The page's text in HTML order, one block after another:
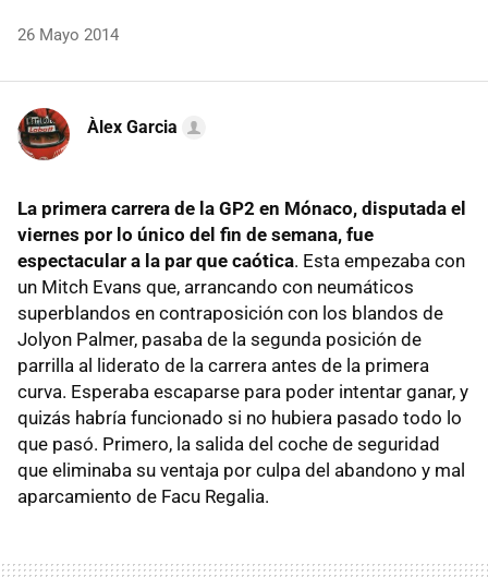
26 Mayo 2014
Àlex Garcia
La primera carrera de la GP2 en Mónaco, disputada el
viernes por lo único del fin de semana, fue
espectacular a la par que caótica. Esta empezaba con
un Mitch Evans que, arrancando con neumáticos
superblandos en contraposición con los blandos de
Jolyon Palmer, pasaba de la segunda posición de
parrilla al liderato de la carrera antes de la primera
curva. Esperaba escaparse para poder intentar ganar, y
quizás habría funcionado si no hubiera pasado todo lo
que pasó. Primero, la salida del coche de seguridad
que eliminaba su ventaja por culpa del abandono y mal
aparcamiento de Facu Regalia.